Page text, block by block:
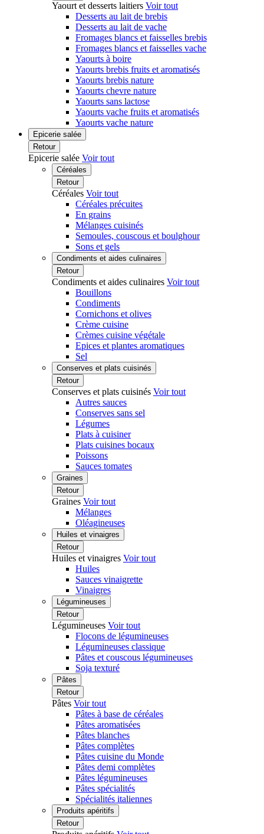
Yaourt et desserts laitiers Voir tout
Desserts au lait de brebis
Desserts au lait de vache
Fromages blancs et faisselles brebis
Fromages blancs et faisselles vache
Yaourts à boire
Yaourts brebis fruits et aromatisés
Yaourts brebis nature
Yaourts chevre nature
Yaourts sans lactose
Yaourts vache fruits et aromatisés
Yaourts vache nature
Epicerie salée
Retour
Epicerie salée Voir tout
Céréales
Retour
Céréales Voir tout
Céréales précuites
En grains
Mélanges cuisinés
Semoules, couscous et boulghour
Sons et gels
Condiments et aides culinaires
Retour
Condiments et aides culinaires Voir tout
Bouillons
Condiments
Cornichons et olives
Crème cuisine
Crèmes cuisine végétale
Epices et plantes aromatiques
Sel
Conserves et plats cuisinés
Retour
Conserves et plats cuisinés Voir tout
Autres sauces
Conserves sans sel
Légumes
Plats à cuisiner
Plats cuisines bocaux
Poissons
Sauces tomates
Graines
Retour
Graines Voir tout
Mélanges
Oléagineuses
Huiles et vinaigres
Retour
Huiles et vinaigres Voir tout
Huiles
Sauces vinaigrette
Vinaigres
Légumineuses
Retour
Légumineuses Voir tout
Flocons de légumineuses
Légumineuses classique
Pâtes et couscous légumineuses
Soja texturé
Pâtes
Retour
Pâtes Voir tout
Pâtes à base de céréales
Pâtes aromatisées
Pâtes blanches
Pâtes complètes
Pâtes cuisine du Monde
Pâtes demi complètes
Pâtes légumineuses
Pâtes spécialités
Spécialités italiennes
Produits apéritifs
Retour